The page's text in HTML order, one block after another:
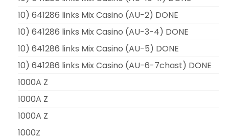
10) 641286 links Mix Casino (AU-2) DONE
10) 641286 links Mix Casino (AU-3-4) DONE
10) 641286 links Mix Casino (AU-5) DONE
10) 641286 links Mix Casino (AU-6-7chast) DONE
1000A Z
1000A Z
1000A Z
1000Z